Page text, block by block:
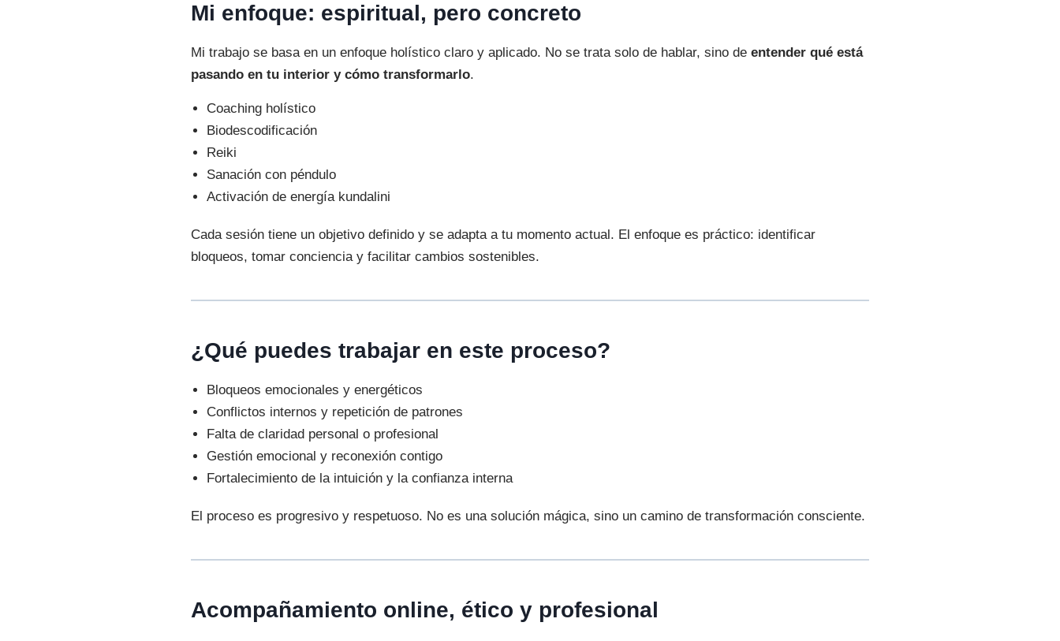
Mi enfoque: espiritual, pero concreto
Mi trabajo se basa en un enfoque holístico claro y aplicado. No se trata solo de hablar, sino de entender qué está
pasando en tu interior y cómo transformarlo.
Coaching holístico
Biodescodificación
Reiki
Sanación con péndulo
Activación de energía kundalini
Cada sesión tiene un objetivo definido y se adapta a tu momento actual. El enfoque es práctico: identificar
bloqueos, tomar conciencia y facilitar cambios sostenibles.
¿Qué puedes trabajar en este proceso?
Bloqueos emocionales y energéticos
Conflictos internos y repetición de patrones
Falta de claridad personal o profesional
Gestión emocional y reconexión contigo
Fortalecimiento de la intuición y la confianza interna
El proceso es progresivo y respetuoso. No es una solución mágica, sino un camino de transformación consciente.
Acompañamiento online, ético y profesional